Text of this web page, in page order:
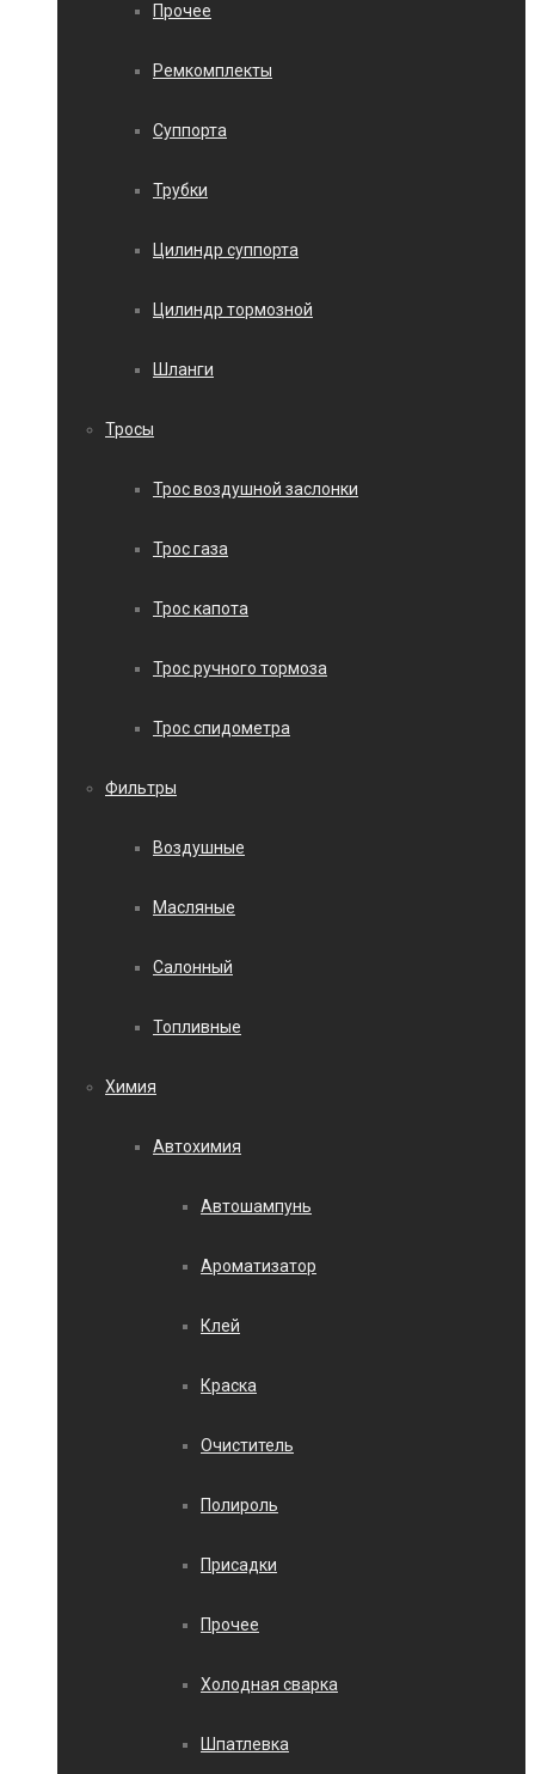
Прочее
Ремкомплекты
Суппорта
Трубки
Цилиндр суппорта
Цилиндр тормозной
Шланги
Тросы
Трос воздушной заслонки
Трос газа
Трос капота
Трос ручного тормоза
Трос спидометра
Фильтры
Воздушные
Масляные
Салонный
Топливные
Химия
Автохимия
Автошампунь
Ароматизатор
Клей
Краска
Очиститель
Полироль
Присадки
Прочее
Холодная сварка
Шпатлевка